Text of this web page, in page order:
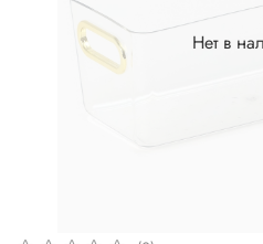
Нет в